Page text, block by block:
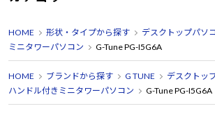
HOME 形状・タイプから探す
デスクトップパソ
ミニタワーパソコン
G-Tune PG-I5G6A
HOME ブランドから探す G TUNE
デスクトッ
ハンドル付きミニタワーパソコン
G-Tune PG-I5G6A